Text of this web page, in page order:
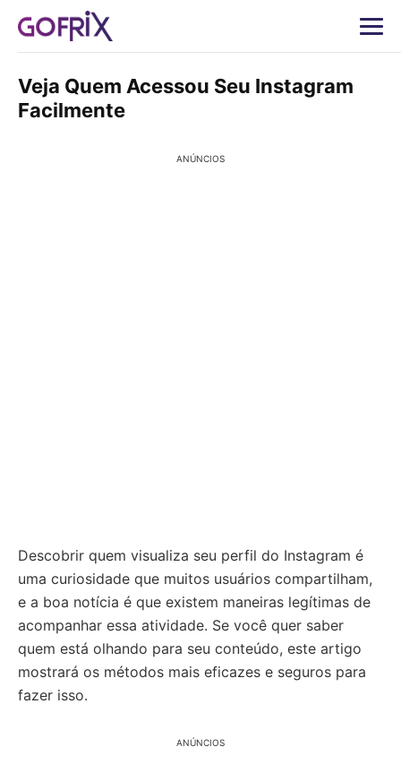
Veja Quem Acessou Seu Instagram
Facilmente
ANÚNCIOS
Descobrir quem visualiza seu perfil do Instagram é
uma curiosidade que muitos usuários compartilham,
e a boa notícia é que existem maneiras legítimas de
acompanhar essa atividade. Se você quer saber
quem está olhando para seu conteúdo, este artigo
mostrará os métodos mais eficazes e seguros para
fazer isso.
ANÚNCIOS